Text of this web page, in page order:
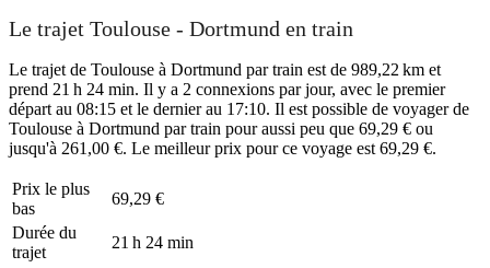
Le trajet Toulouse - Dortmund en train
Le trajet de Toulouse à Dortmund par train est de 989,22 km et
prend 21 h 24 min. Il y a 2 connexions par jour, avec le premier
départ au 08:15 et le dernier au 17:10. Il est possible de voyager de
Toulouse à Dortmund par train pour aussi peu que 69,29 € ou
jusqu'à 261,00 €. Le meilleur prix pour ce voyage est 69,29 €.
Prix ​​le plus
bas
69,29 €
Durée du
trajet
21 h 24 min